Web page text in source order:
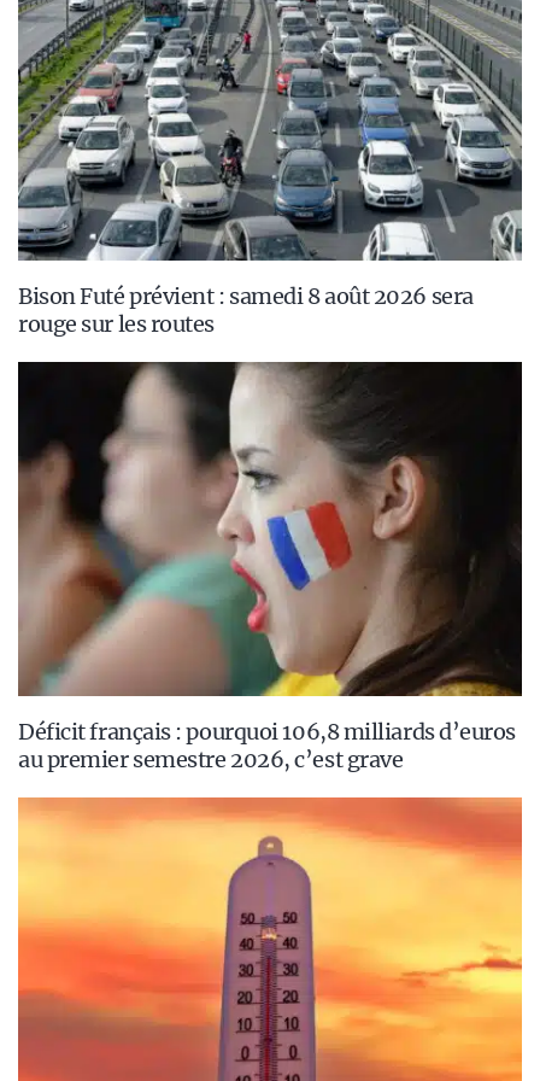
Bison Futé prévient : samedi 8 août 2026 sera
rouge sur les routes
Déficit français : pourquoi 106,8 milliards d’euros
au premier semestre 2026, c’est grave